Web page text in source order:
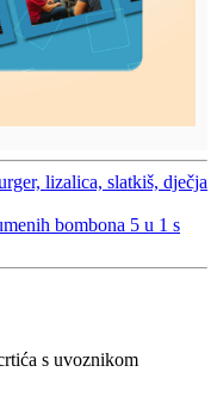
lizalica, slatkiš, dječja
bombona 5 u 1 s